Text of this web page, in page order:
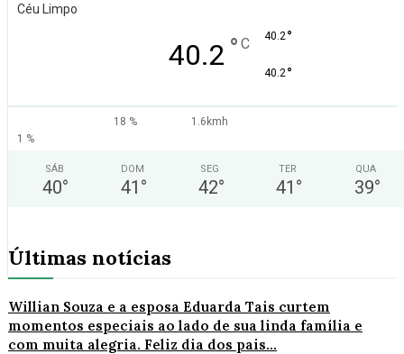
Céu Limpo
40.2 ° C 40.2°
40.2°
18 %
1.6kmh
1 %
SÁB
40°
DOM
41 °
SEG
42°
TER
41 °
QUA
39°
Últimas notícias
Willian Souza e a esposa Eduarda Tais curtem
momentos especiais ao lado de sua linda família e
com muita alegria. Feliz dia dos pais...